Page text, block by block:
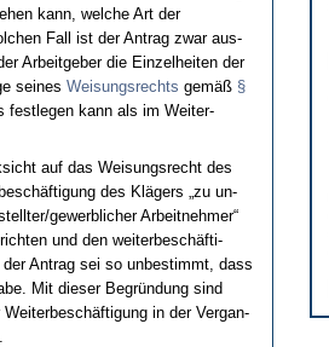
kann, wel­che Art der
Fall ist der An­trag zwar aus­
Ar­beit­ge­ber die Ein­zel­hei­ten der
sei­nes Wei­sungs­rechts gemäß §
fest­le­gen kann als im Wei­ter­
auf das Wei­sungs­recht des
des Klägers „zu un­
ge­werb­li­cher Ar­beit­neh­mer“
und den wei­ter­beschäfti­
An­trag sei so un­be­stimmt, dass
Mit die­ser Be­gründung sind
in der Ver­gan­